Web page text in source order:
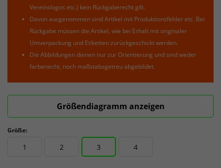
Vereinslogos etc.) kein Rückgaberecht gilt.
Davon ausgenommen sind Artikel mit Produktionsfehler etc. Bei
Rückgabe müssen die Artikel, wie bei Erhalt mit originaler
Umverpackung und Etiketten zurückgeschickt werden.
Die Abbildungen dienen nur zur Orientierung und sind weder
farbenecht, noch maßstabsgetreu abgebildet.
Größendiagramm anzeigen
Größe:
1 2 3 4